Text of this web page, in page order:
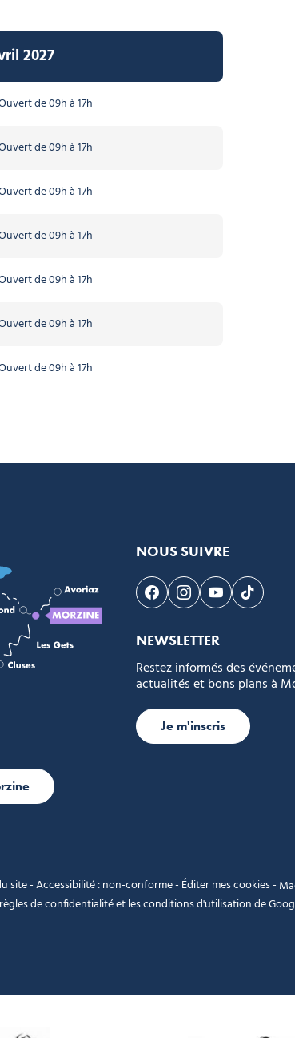
2027
de 09h à 17h
de 09h à 17h
de 09h à 17h
de 09h à 17h
de 09h à 17h
de 09h à 17h
de 09h à 17h
NOUS SUIVRE
Suivez-nous sur
Suivez-nous sur
Suivez-nous
Suivez-
NEWSLETTER
Restez informés des
actualités et bons plans à
Je m'inscris
site-Accessibilité : non-conforme- Éditer mes cookies-
règles de confidentialitéet lesconditions d'utilisationde